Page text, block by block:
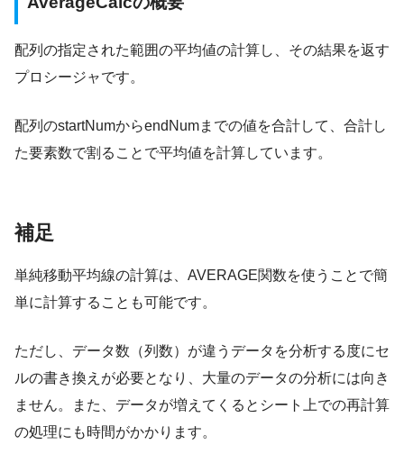
配列の指定された範囲の平均値の計算し、その結果を返す
プロシージャです。
配列のstartNumからendNumまでの値を合計して、合計し
た要素数で割ることで平均値を計算しています。
補足
単純移動平均線の計算は、AVERAGE関数を使うことで簡
単に計算することも可能です。
ただし、データ数（列数）が違うデータを分析する度にセ
ルの書き換えが必要となり、大量のデータの分析には向き
ません。また、データが増えてくるとシート上での再計算
の処理にも時間がかかります。